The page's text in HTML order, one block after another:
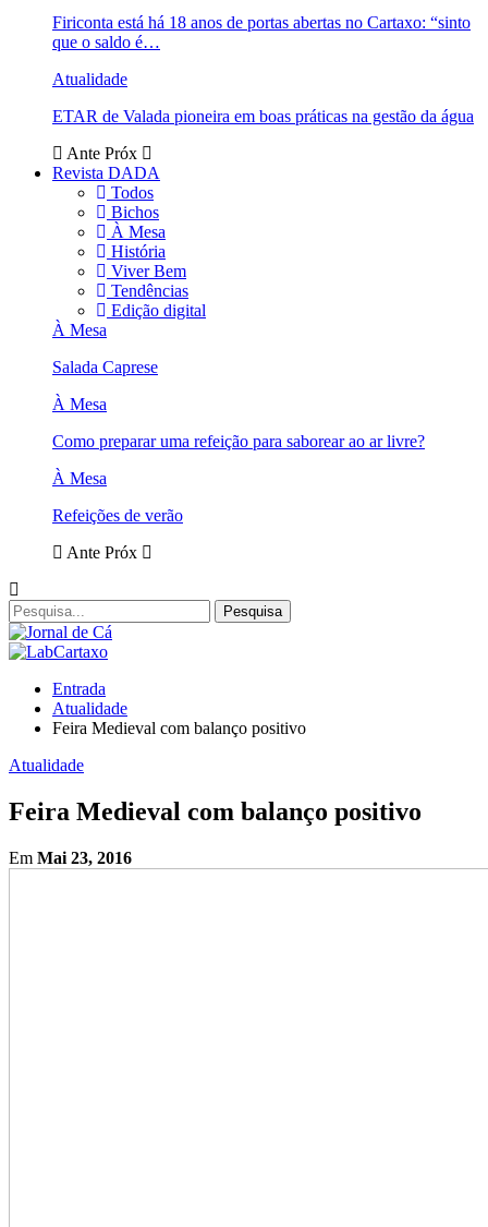
Firiconta está há 18 anos de portas abertas no Cartaxo: “sinto
que o saldo é…
Atualidade
ETAR de Valada pioneira em boas práticas na gestão da água
Ante Próx
Revista DADA
Todos
Bichos
À Mesa
História
Viver Bem
Tendências
Edição digital
À Mesa
Salada Caprese
À Mesa
Como preparar uma refeição para saborear ao ar livre?
À Mesa
Refeições de verão
Ante Próx
Entrada
Atualidade
Feira Medieval com balanço positivo
Atualidade
Feira Medieval com balanço positivo
Em Mai 23, 2016